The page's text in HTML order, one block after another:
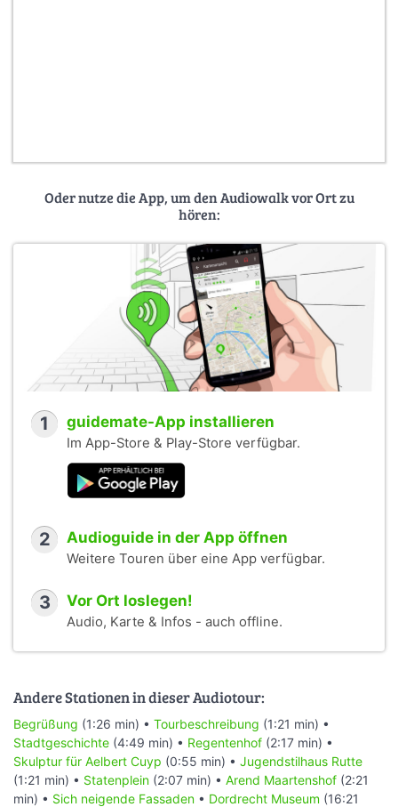
Oder nutze die App, um den Audiowalk vor Ort zu
hören:
1 guidemate-App installieren
Im App-Store & Play-Store verfügbar.
2 Audioguide in der App öffnen
Weitere Touren über eine App verfügbar.
3 Vor Ort loslegen!
Audio, Karte & Infos - auch offline.
Andere Stationen in dieser Audiotour:
Begrüßung (1:26 min) • Tourbeschreibung (1:21 min) •
Stadtgeschichte (4:49 min) • Regentenhof (2:17 min) •
Skulptur für Aelbert Cuyp (0:55 min) • Jugendstilhaus Rutte
(1:21 min) • Statenplein (2:07 min) • Arend Maartenshof (2:21
min) • Sich neigende Fassaden • Dordrecht Museum (16:21